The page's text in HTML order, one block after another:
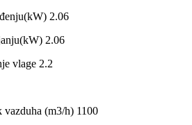
2.06
2.06
vlage 2.2
(m3/h) 1100